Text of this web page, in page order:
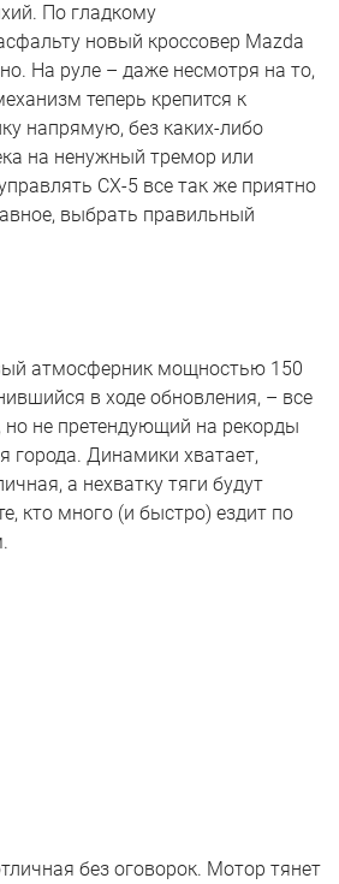
По гладкому
новый кроссовер Mazda
На руле – даже несмотря на то,
теперь крепится к
напрямую, без каких-либо
на ненужный тремор или
CX-5 все так же приятно
выбрать правильный
атмосферник мощностью 150
в ходе обновления, – все
не претендующий на рекорды
города. Динамики хватает,
а нехватку тяги будут
кто много (и быстро) ездит по
без оговорок. Мотор тянет